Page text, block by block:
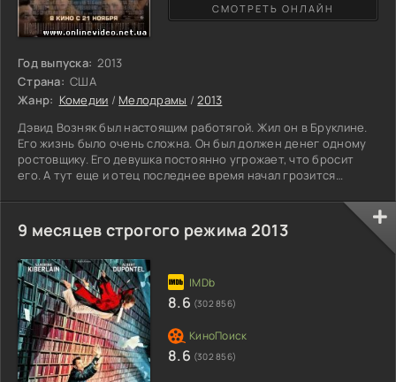
Год выпуска: 2013
Страна: США
Жанр: Комедии / Мелодрамы /2013
Дэвид Возняк был настоящим работягой. Жил он в Бруклине.
Его жизнь было очень сложна. Он был должен денег одному
ростовщику. Его девушка постоянно угрожает, что бросит
его. А тут еще и отец последнее время начал грозится
адвокат и открывает очень занимательную историю.
Двадцать лет назад, Дэвит будучи еще студентом. Сдавал
свое семя в банк спермы для того, чтобы у него были деньги
СМОТРЕТЬ ОНЛАЙН
9 месяцев строгого режима 2013
8.6 (302 856)
8.6 (302 856)